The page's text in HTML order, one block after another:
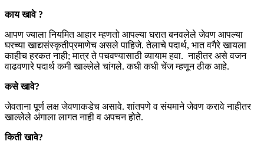
काय खावे ?
आपण ज्याला नियमित आहार म्हणतो आपल्या घरात बनवलेले जेवण आपल्या
घरच्या खाद्यसंस्कृतीप्रमाणेच असले पाहिजे. तेलाचे पदार्थ, भात वगैरे खायला
काहीच हरकत नाही; मात्र ते पचवण्यासाठी व्यायाम हवा. नाहीतर असे वजन
वाढवणारे पदार्थ कमी खाल्लेले चांगले. कधी कधी चेंज म्हणून ठीक आहे.
कसे खावे?
जेवताना पूर्ण लक्ष जेवणाकडेच असावे. शांतपणे व संयमाने जेवण करावे नाहीतर
खाल्लेले अंगाला लागत नाही व अपचन होते.
किती खावे?